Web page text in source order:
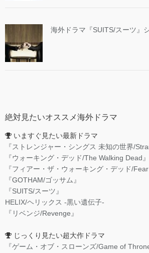
海外ドラマ『SUITS/スーツ』
絶対見たいオススメ海外ドラマ
いますぐ見たい最新ドラマ
『ストレンジャー・シングス 未知の世界/
『ウォーキング・デッド/The Walking Dead』
『フィアー・ザ・ウォーキング・デッド/
『GOTHAM/ゴッサム』
『SUITS/スーツ』
HELIX/ヘリックス -黒い遺伝子-
『リベンジ/Revenge』
じっくり見たい超大作ドラマ
『ゲーム・オブ・スローンズ/Game of